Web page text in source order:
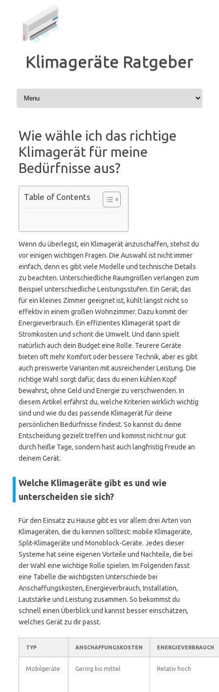
Klimageräte Ratgeber
Wie wähle ich das richtige
Klimagerät für meine
Bedürfnisse aus?
Table of Contents
Wenn du überlegst, ein Klimagerät anzuschaffen, stehst du
vor einigen wichtigen Fragen. Die Auswahl ist nicht immer
einfach, denn es gibt viele Modelle und technische Details
zu beachten. Unterschiedliche Raumgrößen verlangen zum
Beispiel unterschiedliche Leistungsstufen. Ein Gerät, das
für ein kleines Zimmer geeignet ist, kühlt längst nicht so
effektiv in einem großen Wohnzimmer. Dazu kommt der
Energieverbrauch. Ein effizientes Klimagerät spart dir
Stromkosten und schont die Umwelt. Und dann spielt
natürlich auch dein Budget eine Rolle. Teurere Geräte
bieten oft mehr Komfort oder bessere Technik, aber es gibt
auch preiswerte Varianten mit ausreichender Leistung. Die
richtige Wahl sorgt dafür, dass du einen kühlen Kopf
bewahrst, ohne Geld und Energie zu verschwenden. In
diesem Artikel erfährst du, welche Kriterien wirklich wichtig
sind und wie du das passende Klimagerät für deine
persönlichen Bedürfnisse findest. So kannst du deine
Entscheidung gezielt treffen und kommst nicht nur gut
durch heiße Tage, sondern hast auch langfristig Freude an
deinem Gerät.
Welche Klimageräte gibt es und wie
unterscheiden sie sich?
Für den Einsatz zu Hause gibt es vor allem drei Arten von
Klimageräten, die du kennen solltest: mobile Klimageräte,
Split-Klimageräte und Monoblock-Geräte. Jedes dieser
Systeme hat seine eigenen Vorteile und Nachteile, die bei
der Wahl eine wichtige Rolle spielen. Im Folgenden fasst
eine Tabelle die wichtigsten Unterschiede bei
Anschaffungskosten, Energieverbrauch, Installation,
Lautstärke und Leistung zusammen. So bekommst du
schnell einen Überblick und kannst besser einschätzen,
welches Gerät zu dir passt.
TYP ANSCHAFFUNGSKOSTEN ENERGIEVERBRAUCH
Mobilgeräte Gering bis mittel Relativ hoch